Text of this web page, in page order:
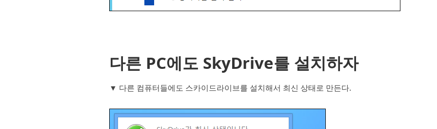
다른 PC에도 SkyDrive를 설치하자
▼ 다른 컴퓨터들에도 스카이드라이브를 설치해서 최신 상태로 만든다.